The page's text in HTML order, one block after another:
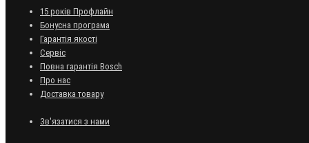
15 років Профлайн
Бонусна програма
Гарантія якості
Сервіс
Повна гарантія Bosch
Про нас
Доставка товару
Зв'язатися з нами